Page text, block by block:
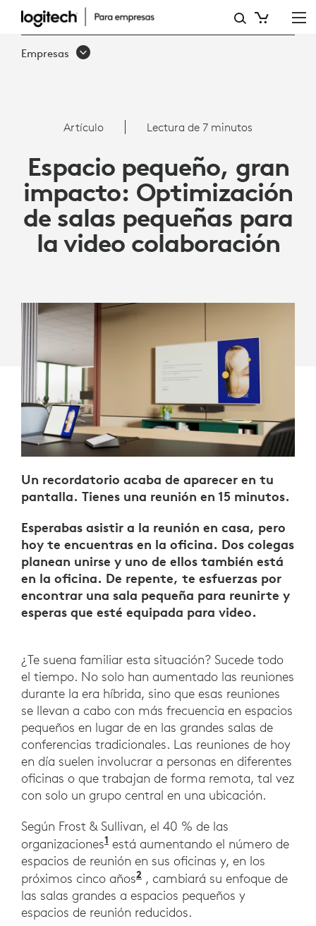
ARTÍCULO:
OPTIMIZACIÓN
PEQUEÑAS
PARA
LA
COLABORACIÓN
CON
VIDEO
LOGITECH
Empresas
Artículo Lectura de 7 minutos
Espacio pequeño, gran
impacto: Optimización
de salas pequeñas para
la video colaboración
Un recordatorio acaba de aparecer en tu
pantalla. Tienes una reunión en 15 minutos.
Esperabas asistir a la reunión en casa, pero
hoy te encuentras en la oficina. Dos colegas
planean unirse y uno de ellos también está
en la oficina. De repente, te esfuerzas por
encontrar una sala pequeña para reunirte y
esperas que esté equipada para video.
¿Te suena familiar esta situación? Sucede todo
el tiempo. No solo han aumentado las reuniones
durante la era híbrida, sino que esas reuniones
se llevan a cabo con más frecuencia en espacios
pequeños en lugar de en las grandes salas de
conferencias tradicionales. Las reuniones de hoy
en día suelen involucrar a personas en diferentes
oficinas o que trabajan de forma remota, tal vez
con solo un grupo central en una ubicación.
Según Frost & Sullivan, el 40 % de las
organizaciones1 está aumentando el número de
espacios de reunión en sus oficinas y, en los
próximos cinco años2 , cambiará su enfoque de
las salas grandes a espacios pequeños y
espacios de reunión reducidos.